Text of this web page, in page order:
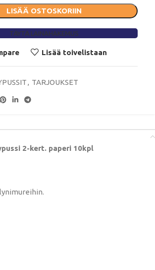
LISÄÄ OSTOSKORIIN
TÄYTÄ LAINAHAKEMUS
Lisää toivelistaan
, TARJOUKSET
2-kert. paperi 10kpl